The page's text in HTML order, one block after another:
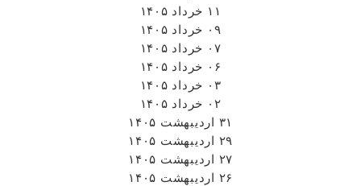
۱۱ خرداد ۱۴۰۵
۰۹ خرداد ۱۴۰۵
۰۷ خرداد ۱۴۰۵
۰۶ خرداد ۱۴۰۵
۰۳ خرداد ۱۴۰۵
۰۲ خرداد ۱۴۰۵
۳۱ اردیبهشت ۱۴۰۵
۲۹ اردیبهشت ۱۴۰۵
۲۷ اردیبهشت ۱۴۰۵
۲۶ اردیبهشت ۱۴۰۵